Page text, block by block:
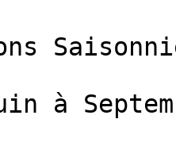
à